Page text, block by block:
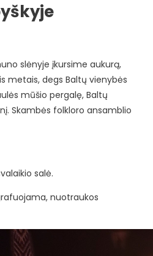
slėnyje įkursime aukurą,
metais, degs Baltų vienybės
mūšio pergalę, Baltų
Skambės folkloro ansamblio
salė.
nuotraukos